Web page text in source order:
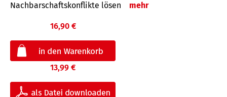
Nach­bar­schafts­konflikte lösen mehr
16,90 €
13,99 €